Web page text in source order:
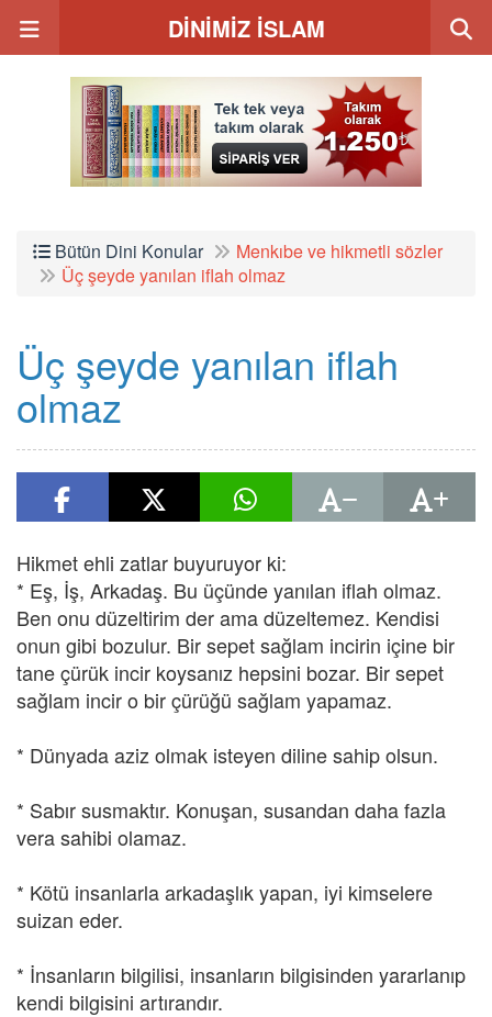
DİNİMİZ İSLAM
Bütün Dini Konular
Menkıbe ve hikmetli sözler
Üç şeyde yanılan iflah olmaz
Üç şeyde yanılan iflah
olmaz
Hikmet ehli zatlar buyuruyor ki:
* Eş, İş, Arkadaş. Bu üçünde yanılan iflah olmaz.
Ben onu düzeltirim der ama düzeltemez. Kendisi
onun gibi bozulur. Bir sepet sağlam incirin içine bir
tane çürük incir koysanız hepsini bozar. Bir sepet
sağlam incir o bir çürüğü sağlam yapamaz.
* Dünyada aziz olmak isteyen diline sahip olsun.
* Sabır susmaktır. Konuşan, susandan daha fazla
vera sahibi olamaz.
* Kötü insanlarla arkadaşlık yapan, iyi kimselere
suizan eder.
* İnsanların bilgilisi, insanların bilgisinden yararlanıp
kendi bilgisini artırandır.